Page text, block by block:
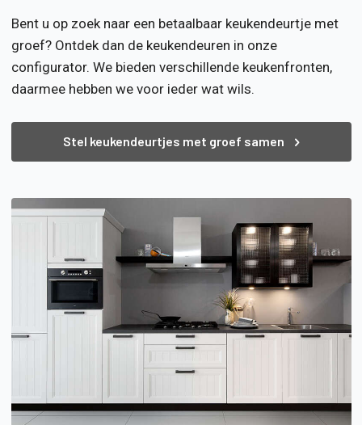
Bent u op zoek naar een betaalbaar keukendeurtje met
groef? Ontdek dan de keukendeuren in onze
configurator. We bieden verschillende keukenfronten,
daarmee hebben we voor ieder wat wils.
Stel keukendeurtjes met groef samen